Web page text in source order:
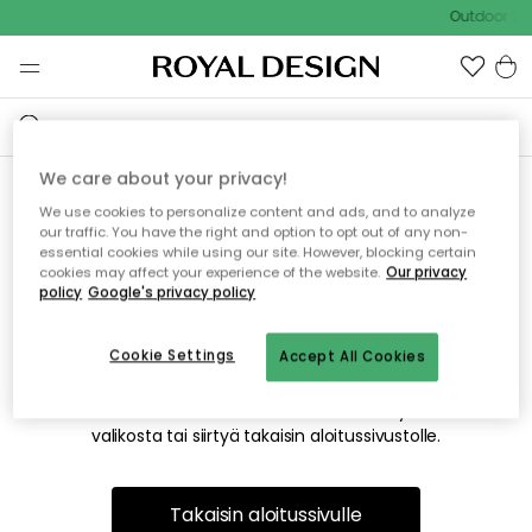
Outdoor
Emme valitettavasti löydä
etsimääsi sivua
Tämä voi johtua siitä, että sivua ei enää ole tai siitä, että se
on siirretty muualle. Pahoittelemme tästä mahdollisesti
valikosta tai siirtyä takaisin aloitussivustolle.
Takaisin aloitussivulle
We care about your privacy!
We use cookies to personalize content and ads, and to analyze
our traffic. You have the right and option to opt out of any non-
essential cookies while using our site. However, blocking certain
cookies may affect your experience of the website. Our privacy
policy Google's privacy policy
Accept All Cookies
Cookie Settings